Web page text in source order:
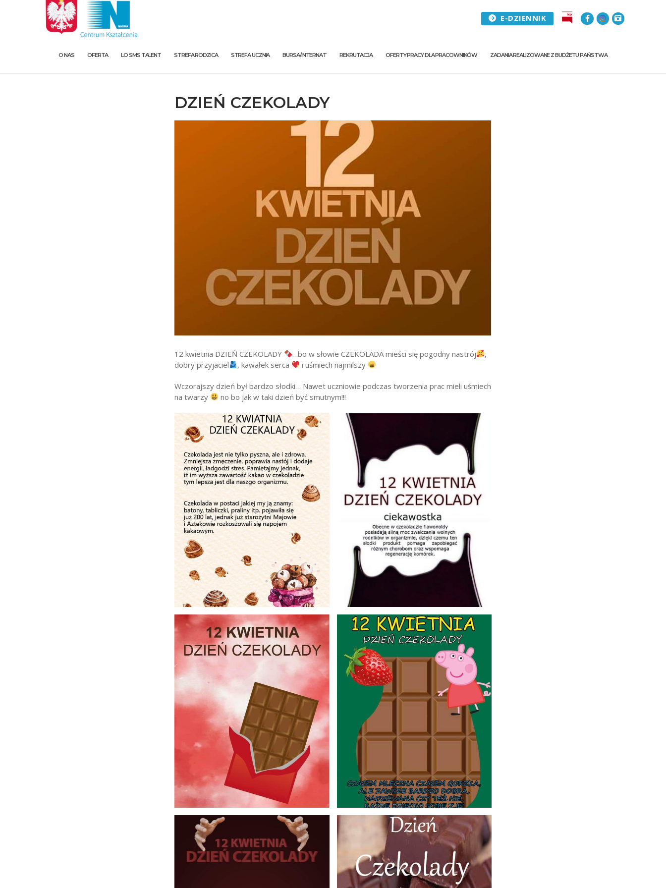
E-DZIENNIK
O NAS OFERTA LO SMS TALENT STREFA RODZICA STREFA UCZNIA BURSA/INTERNAT REKRUTACJA OFERTY PRACY DLA PRACOWNIKÓW ZADANIA REALIZOWANE Z BUDŻETU PAŃSTWA
Oferty pracy dla pracowników
DZIEŃ CZEKOLADY
12 kwietnia DZIEŃ CZEKOLADY …bo w słowie CZEKOLADA mieści się pogodny nastrój
,
dobry przyjaciel
, kawałek serca i uśmiech najmilszy
Wczorajszy dzień był bardzo słodki… Nawet uczniowie podczas tworzenia prac mieli uśmiech
na twarzy
no bo jak w taki dzień być smutnym!!!